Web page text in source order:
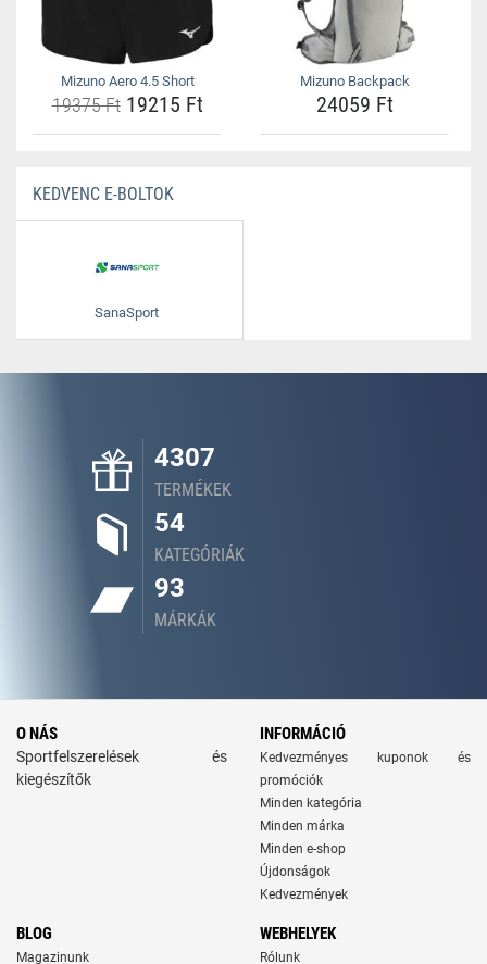
Mizuno Aero 4.5 Short
19375 Ft19215 Ft
Mizuno Backpack
24059 Ft
KEDVENC E-BOLTOK
SanaSport
4307
TERMÉKEK
54
KATEGÓRIÁK
93
MÁRKÁK
O NÁS
Sportfelszerelések és
kiegészítők
INFORMÁCIÓ
Kedvezményes kuponok és
promóciók
Minden kategória
Minden márka
Minden e-shop
Újdonságok
Kedvezmények
BLOG
Magazinunk
WEBHELYEK
Rólunk